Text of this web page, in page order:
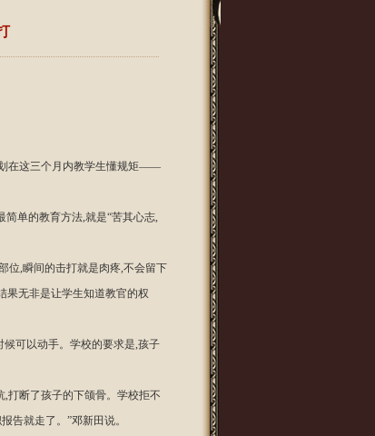
在这三个月内教学生懂规矩——
单的教育方法,就是“苦其心志,
位,瞬间的击打就是肉疼,不会留下
无非是让学生知道教官的权
可以动手。学校的要求是,孩子
打断了孩子的下颌骨。学校拒不
告就走了。”邓新田说。